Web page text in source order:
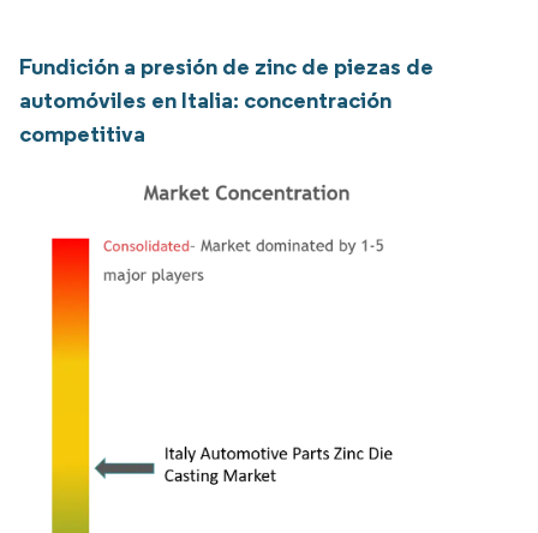
Fundición a presión de zinc de piezas de
automóviles en Italia: concentración
competitiva